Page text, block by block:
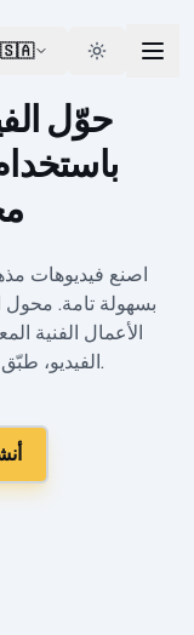
🇸🇦
Switch language
Switch
حوّل
اصنع فيديوهات
بسهولة تامة. محول
الأعمال الفنية
الفيديو، طبّق التأثير، ثم نزّل الفيديو الأنمي فوراً.